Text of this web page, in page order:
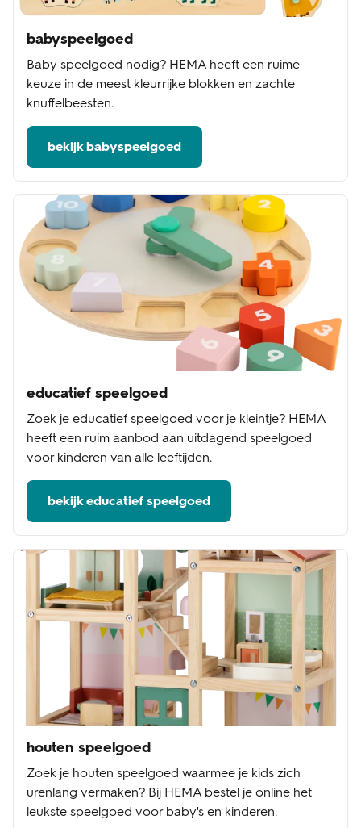
babyspeelgoed
Baby speelgoed nodig? HEMA heeft een ruime
keuze in de meest kleurrijke blokken en zachte
knuffelbeesten.
bekijk babyspeelgoed
educatief speelgoed
Zoek je educatief speelgoed voor je kleintje? HEMA
heeft een ruim aanbod aan uitdagend speelgoed
voor kinderen van alle leeftijden.
bekijk educatief speelgoed
houten speelgoed
Zoek je houten speelgoed waarmee je kids zich
urenlang vermaken? Bij HEMA bestel je online het
leukste speelgoed voor baby's en kinderen.